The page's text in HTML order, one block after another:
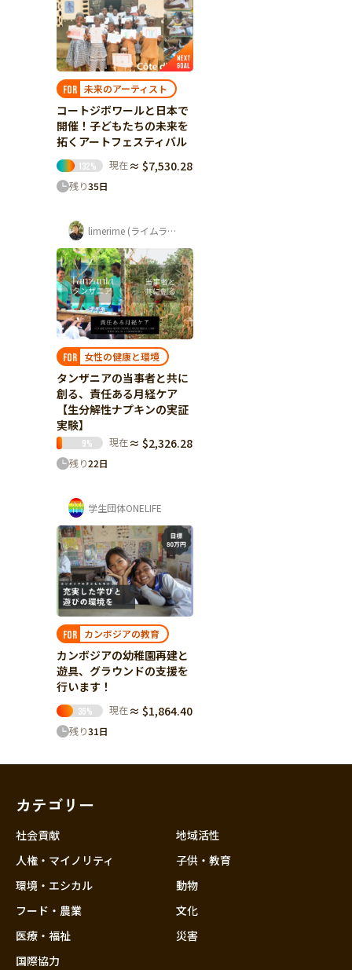
FOR 未来のアーティスト
コートジボワールと日本で
開催！子どもたちの未来を
拓くアートフェスティバル
132% 現在 ≈ $7,530.28
残り35日
limerime (ライムライム) 須藤 紫音
FOR 女性の健康と環境
タンザニアの当事者と共に
創る、責任ある月経ケア
【生分解性ナプキンの実証
実験】
9 % 現在 ≈ $2,326.28
残り22日
学生団体ONELIFE
FOR カンボジアの教育
カンボジアの幼稚園再建と
遊具、グラウンドの支援を
行います！
36 % 現在 ≈ $1,864.40
残り31日
カテゴリー
社会貢献
人権・マイノリティ
環境・エシカル
フード・農業
医療・福祉
国際協力
地域活性
子供・教育
動物
文化
災害